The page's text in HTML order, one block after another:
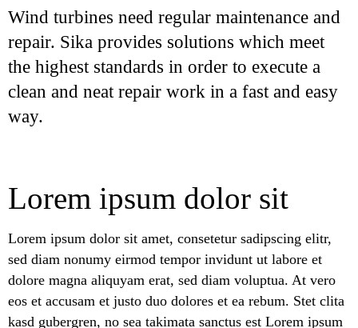
Wind turbines need regular maintenance and
repair. Sika provides solutions which meet
the highest standards in order to execute a
clean and neat repair work in a fast and easy
way.
Lorem ipsum dolor sit
Lorem ipsum dolor sit amet, consetetur sadipscing elitr,
sed diam nonumy eirmod tempor invidunt ut labore et
dolore magna aliquyam erat, sed diam voluptua. At vero
eos et accusam et justo duo dolores et ea rebum. Stet clita
kasd gubergren, no sea takimata sanctus est Lorem ipsum